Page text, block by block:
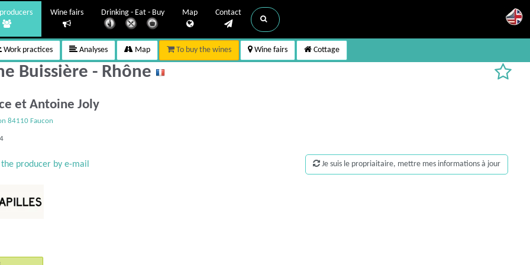
Wine fairs Drinking - Eat - Buy Map Contact
Work practices Analyses Map To buy the wines Wine fairs Cottage
Buissière - Rhône
et Antoine Joly
84110 Faucon
producer by e-mail Je suis le propriaitaire, mettre mes informations à jour